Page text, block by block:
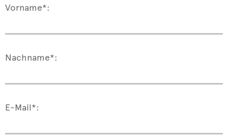
Vorname*:
Nachname*:
E-Mail*: